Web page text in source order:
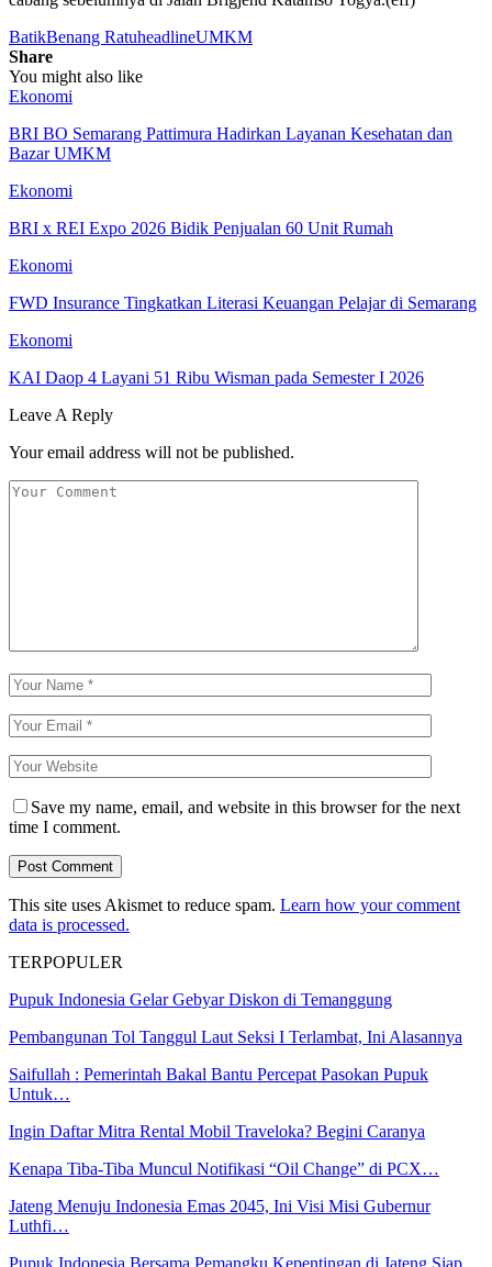
BatikBenang RatuheadlineUMKM
Share
You might also like
Ekonomi
BRI BO Semarang Pattimura Hadirkan Layanan Kesehatan dan
Bazar UMKM
Ekonomi
BRI x REI Expo 2026 Bidik Penjualan 60 Unit Rumah
Ekonomi
FWD Insurance Tingkatkan Literasi Keuangan Pelajar di Semarang
Ekonomi
KAI Daop 4 Layani 51 Ribu Wisman pada Semester I 2026
Leave A Reply
Your email address will not be published.
Save my name, email, and website in this browser for the next
time I comment.
This site uses Akismet to reduce spam. Learn how your comment
data is processed.
TERPOPULER
Pupuk Indonesia Gelar Gebyar Diskon di Temanggung
Pembangunan Tol Tanggul Laut Seksi I Terlambat, Ini Alasannya
Saifullah : Pemerintah Bakal Bantu Percepat Pasokan Pupuk
Untuk…
Ingin Daftar Mitra Rental Mobil Traveloka? Begini Caranya
Kenapa Tiba-Tiba Muncul Notifikasi “Oil Change” di PCX…
Jateng Menuju Indonesia Emas 2045, Ini Visi Misi Gubernur
Luthfi…
Pupuk Indonesia Bersama Pemangku Kepentingan di Jateng Siap